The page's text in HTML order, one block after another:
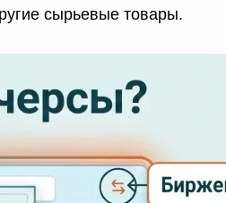
сырьевые товары.